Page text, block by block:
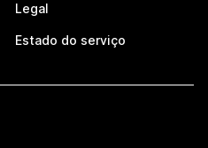
Legal
Estado do serviço